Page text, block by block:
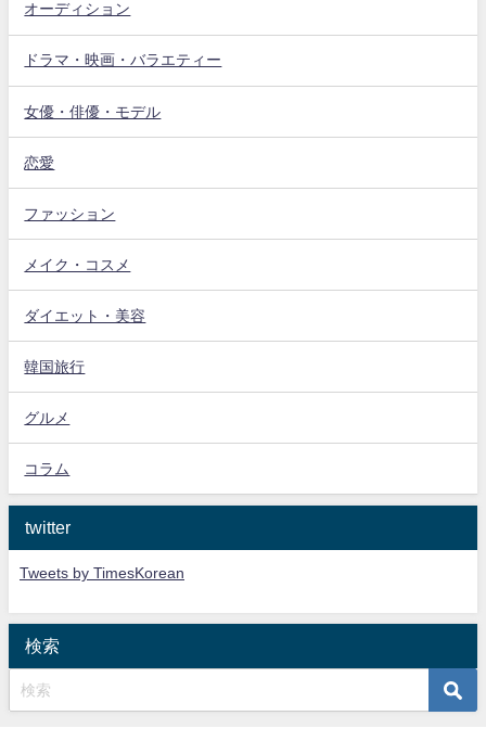
オーディション
ドラマ・映画・バラエティー
女優・俳優・モデル
恋愛
ファッション
メイク・コスメ
ダイエット・美容
韓国旅行
グルメ
コラム
twitter
Tweets by TimesKorean
検索